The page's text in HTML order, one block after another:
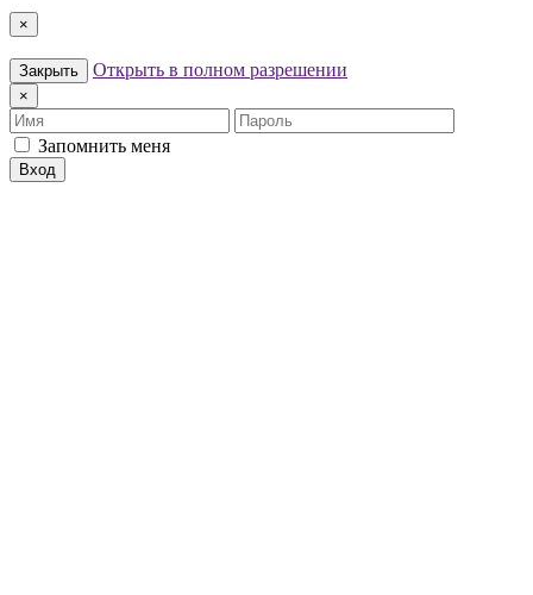
×
Закрыть Открыть в полном разрешении
×
Имя
Пароль
Запомнить меня
Вход